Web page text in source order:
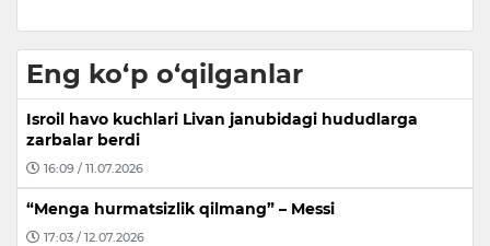
Eng ko‘p o‘qilganlar
Isroil havo kuchlari Livan janubidagi hududlarga
zarbalar berdi
16:09 / 11.07.2026
“Menga hurmatsizlik qilmang” – Messi
17:03 / 12.07.2026